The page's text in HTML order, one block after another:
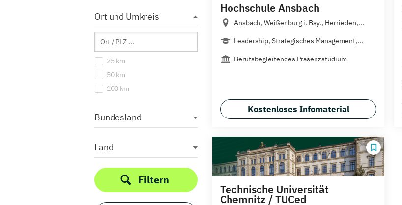
Ort und Umkreis
25 km
50 km
100 km
Bundesland
Land
Filtern
Hochschule Ansbach
Ansbach, Weißenburg i. Bay., Herrieden,...
Leadership, Strategisches Management,...
Berufsbegleitendes Präsenzstudium
Kostenloses Infomaterial
Technische Universität
Chemnitz / TUCed